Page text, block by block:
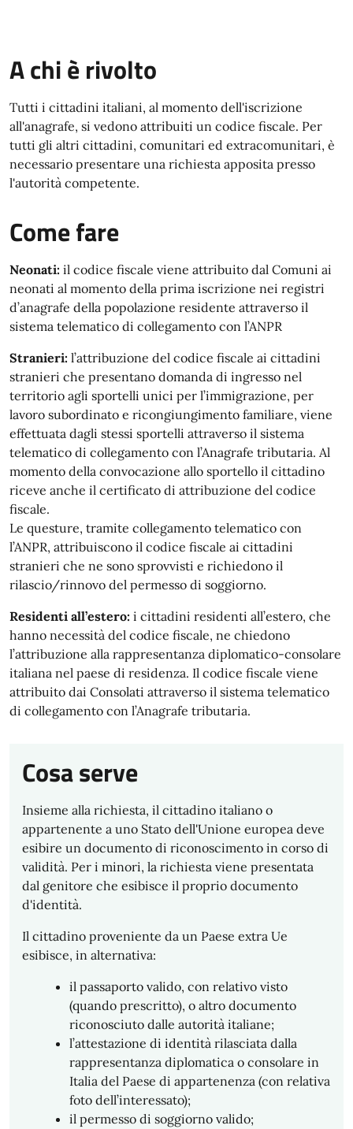
A chi è rivolto
Tutti i cittadini italiani, al momento dell'iscrizione
all'anagrafe, si vedono attribuiti un codice fiscale. Per
tutti gli altri cittadini, comunitari ed extracomunitari, è
necessario presentare una richiesta apposita presso
l'autorità competente.
Come fare
Neonati: il codice fiscale viene attribuito dal Comuni ai
neonati al momento della prima iscrizione nei registri
d’anagrafe della popolazione residente attraverso il
sistema telematico di collegamento con l’ANPR
Stranieri: l’attribuzione del codice fiscale ai cittadini
stranieri che presentano domanda di ingresso nel
territorio agli sportelli unici per l’immigrazione, per
lavoro subordinato e ricongiungimento familiare, viene
effettuata dagli stessi sportelli attraverso il sistema
telematico di collegamento con l’Anagrafe tributaria. Al
momento della convocazione allo sportello il cittadino
riceve anche il certificato di attribuzione del codice
fiscale.
Le questure, tramite collegamento telematico con
l’ANPR, attribuiscono il codice fiscale ai cittadini
stranieri che ne sono sprovvisti e richiedono il
rilascio/rinnovo del permesso di soggiorno.
Residenti all’estero: i cittadini residenti all’estero, che
hanno necessità del codice fiscale, ne chiedono
l’attribuzione alla rappresentanza diplomatico-consolare
italiana nel paese di residenza. Il codice fiscale viene
attribuito dai Consolati attraverso il sistema telematico
di collegamento con l’Anagrafe tributaria.
Cosa serve
Insieme alla richiesta, il cittadino italiano o
appartenente a uno Stato dell'Unione europea deve
esibire un documento di riconoscimento in corso di
validità. Per i minori, la richiesta viene presentata
dal genitore che esibisce il proprio documento
d'identità.
Il cittadino proveniente da un Paese extra Ue
esibisce, in alternativa:
il passaporto valido, con relativo visto
(quando prescritto), o altro documento
riconosciuto dalle autorità italiane;
l’attestazione di identità rilasciata dalla
rappresentanza diplomatica o consolare in
Italia del Paese di appartenenza (con relativa
foto dell’interessato);
il permesso di soggiorno valido;